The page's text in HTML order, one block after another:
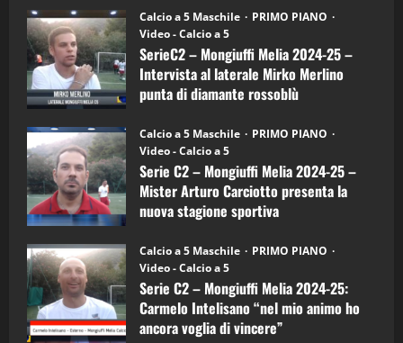
6)
–
Intervista
a
mister
Arturo
Carciotto
(Mongiuffi
Calcio a 5 Maschile
PRIMO PIANO
Video - Calcio a 5
SerieC2 – Mongiuffi Melia 2024-25 –
Intervista al laterale Mirko Merlino
punta di diamante rossoblù
Calcio a 5 Maschile
PRIMO PIANO
Video - Calcio a 5
Serie C2 – Mongiuffi Melia 2024-25 –
Mister Arturo Carciotto presenta la
nuova stagione sportiva
Calcio a 5 Maschile
PRIMO PIANO
Video - Calcio a 5
Serie C2 – Mongiuffi Melia 2024-25:
Carmelo Intelisano “nel mio animo ho
ancora voglia di vincere”
4
“SportEmpire” in Podcast: 27^ Puntata
(Martedi 14 Aprile 2026)
15/04/2026
5
“SportEmpire” in Podcast: 26^ Puntata
(Martedi 07 Aprile 2026)
08/04/2026
1
“SportEmpire” in Podcast: 30^ Puntata
(Martedi 05 Maggio 2026)
08/05/2026